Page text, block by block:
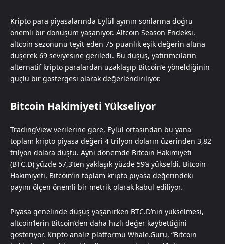
Kripto para piyasalarında Eylül ayının sonlarına doğru
önemli bir dönüşüm yaşanıyor. Altcoin Season Endeksi,
altcoin sezonunu teyit eden 75 puanlık eşik değerin altına
düşerek 69 seviyesine geriledi. Bu düşüş, yatırımcıların
alternatif kripto paralardan uzaklaşıp Bitcoin’e yöneldiğinin
güçlü bir göstergesi olarak değerlendiriliyor.
Bitcoin Hakimiyeti Yükseliyor
TradingView verilerine göre, Eylül ortasından bu yana
toplam kripto piyasa değeri 4 trilyon doların üzerinden 3,82
trilyon dolara düştü. Aynı dönemde Bitcoin Hakimiyeti
(BTC.D) yüzde 57,3’ten yaklaşık yüzde 59’a yükseldi. Bitcoin
Hakimiyeti, Bitcoin’in toplam kripto piyasa değerindeki
payını ölçen önemli bir metrik olarak kabul ediliyor.
Piyasa genelinde düşüş yaşanırken BTC.D’nin yükselmesi,
altcoin’lerin Bitcoin’den daha hızlı değer kaybettiğini
gösteriyor. Kripto analiz platformu Whale.Guru, “Bitcoin